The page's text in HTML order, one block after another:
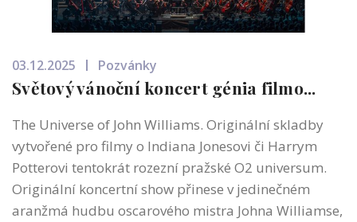
03.12.2025 Pozvánky
Světový vánoční koncert génia filmo...
The Universe of John Williams. Originální skladby
vytvořené pro filmy o Indiana Jonesovi či Harrym
Potterovi tentokrát rozezní pražské O2 universum.
Originální koncertní show přinese v jedinečném
aranžmá hudbu oscarového mistra Johna Williamse,